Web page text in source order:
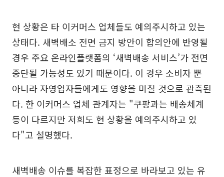
현 상황은 타 이커머스 업체들도 예의주시하고 있는
상태다. 새벽배소 전면 금지 방안이 합의안에 반영될
경우 주요 온라인플랫폼의 ‘새벽배송 서비스’가 전면
중단될 가능성도 있기 때문이다. 이 경우 소비자 뿐
아니라 자영업자들에게도 영향을 미칠 것으로 관측된
다. 한 이커머스 업체 관계자는 "쿠팡과는 배송체계
등이 다르지만 저희도 현 상황을 예의주시하고 있
다"고 설명했다.
새벽배송 이슈를 복잡한 표정으로 바라보고 있는 유